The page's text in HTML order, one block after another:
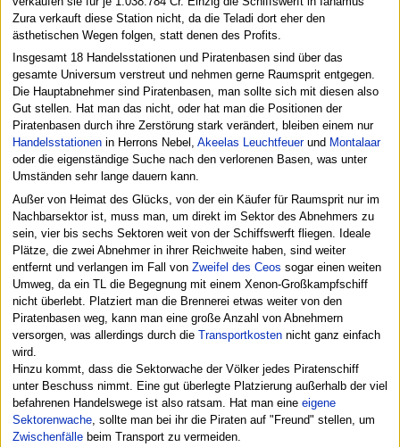
Zura verkauft diese Station nicht, da die Teladi dort eher den
ästhetischen Wegen folgen, statt denen des Profits.
Insgesamt 18 Handelsstationen und Piratenbasen sind über das
gesamte Universum verstreut und nehmen gerne Raumsprit entgegen.
Die Hauptabnehmer sind Piratenbasen, man sollte sich mit diesen also
Gut stellen. Hat man das nicht, oder hat man die Positionen der
Piratenbasen durch ihre Zerstörung stark verändert, bleiben einem nur
Handelsstationenin Herrons Nebel, Akeelas Leuchtfeuerund Montalaar
oder die eigenständige Suche nach den verlorenen Basen, was unter
Umständen sehr lange dauern kann.
Außer von Heimat des Glücks, von der ein Käufer für Raumsprit nur im
Nachbarsektor ist, muss man, um direkt im Sektor des Abnehmers zu
sein, vier bis sechs Sektoren weit von der Schiffswerft fliegen. Ideale
Plätze, die zwei Abnehmer in ihrer Reichweite haben, sind weiter
entfernt und verlangen im Fall von Zweifel des Ceos sogar einen weiten
Umweg, da ein TL die Begegnung mit einem Xenon-Großkampfschiff
nicht überlebt. Platziert man die Brennerei etwas weiter von den
Piratenbasen weg, kann man eine große Anzahl von Abnehmern
versorgen, was allerdings durch die Transportkostennicht ganz einfach
wird.
Hinzu kommt, dass die Sektorwache der Völker jedes Piratenschiff
unter Beschuss nimmt. Eine gut überlegte Platzierung außerhalb der viel
befahrenen Handelswege ist also ratsam. Hat man eine eigene
Sektorenwache, sollte man bei ihr die Piraten auf "Freund" stellen, um
Zwischenfällebeim Transport zu vermeiden.